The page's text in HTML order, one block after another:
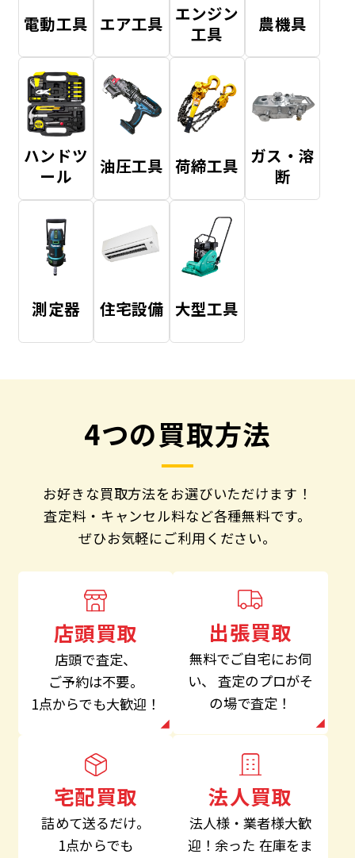
電動工具 エア工具 エンジン
工具
農機具
ハンドツ
ール
油圧工具 荷締工具 ガス・溶
断
測定器 住宅設備 大型工具
4つの買取方法
お好きな買取方法をお選びいただけます！
査定料・キャンセル料など各種無料です。
ぜひお気軽にご利用ください。
店頭買取
店頭で査定、
ご予約は不要。
1点からでも大歓迎！
出張買取
無料でご自宅にお伺
い、 査定のプロがそ
の場で査定！
宅配買取
詰めて送るだけ。
1点からでも
法人買取
法人様・業者様大歓
迎！余った 在庫をま